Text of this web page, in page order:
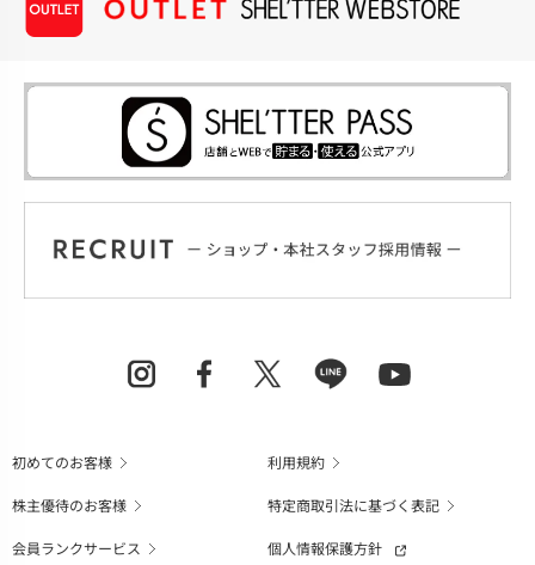
初めてのお客様
利用規約
株主優待のお客様
特定商取引法に基づく表記
会員ランクサービス
個人情報保護方針